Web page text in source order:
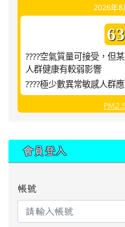
2026年8
63
????空氣質量可接受，但
人群健康有較弱影響
????極少數異常敏感人群
會員登入
帳號